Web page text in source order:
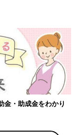
の感染症対策、知って